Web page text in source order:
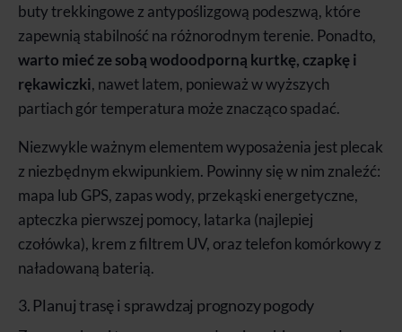
buty trekkingowe z antypoślizgową podeszwą, które
zapewnią stabilność na różnorodnym terenie. Ponadto,
warto mieć ze sobą wodoodporną kurtkę, czapkę i
rękawiczki, nawet latem, ponieważ w wyższych
partiach gór temperatura może znacząco spadać.
Niezwykle ważnym elementem wyposażenia jest plecak
z niezbędnym ekwipunkiem. Powinny się w nim znaleźć:
mapa lub GPS, zapas wody, przekąski energetyczne,
apteczka pierwszej pomocy, latarka (najlepiej
czołówka), krem z filtrem UV, oraz telefon komórkowy z
naładowaną baterią.
3. Planuj trasę i sprawdzaj prognozy pogody